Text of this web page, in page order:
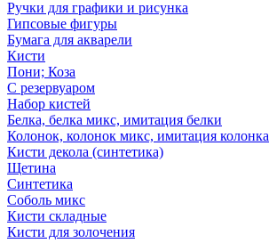
Ручки для графики и рисунка
Гипсовые фигуры
Бумага для акварели
Кисти
Пони; Коза
С резервуаром
Набор кистей
Белка, белка микс, имитация белки
Колонок, колонок микс, имитация колонка
Кисти декола (синтетика)
Щетина
Синтетика
Соболь микс
Кисти складные
Кисти для золочения